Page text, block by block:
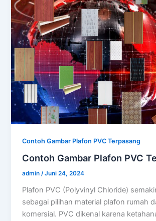
Contoh Gambar Plafon PVC Terpasang
Contoh Gambar Plafon PVC
admin/Juni 24, 2024
Plafon PVC (Polyvinyl Chloride)
sebagai pilihan material plafon rumah
komersial. PVC dikenal karena